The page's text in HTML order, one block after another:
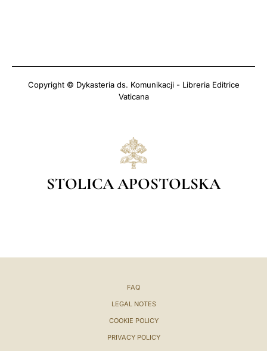
Copyright © Dykasteria ds. Komunikacji - Libreria Editrice
Vaticana
STOLICA APOSTOLSKA
FAQ
LEGAL NOTES
COOKIE POLICY
PRIVACY POLICY